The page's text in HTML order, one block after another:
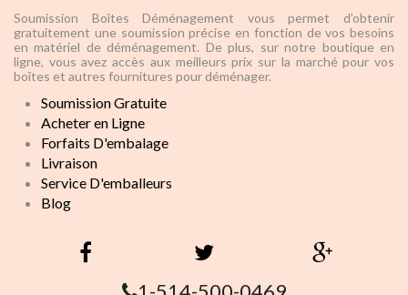
Soumission Boîtes Déménagement vous permet d’obtenir
gratuitement une soumission précise en fonction de vos besoins
en matériel de déménagement. De plus, sur notre boutique en
ligne, vous avez accès aux meilleurs prix sur la marché pour vos
boîtes et autres fournitures pour déménager.
Soumission Gratuite
Acheter en Ligne
Forfaits D'embalage
Livraison
Service D'emballeurs
Blog